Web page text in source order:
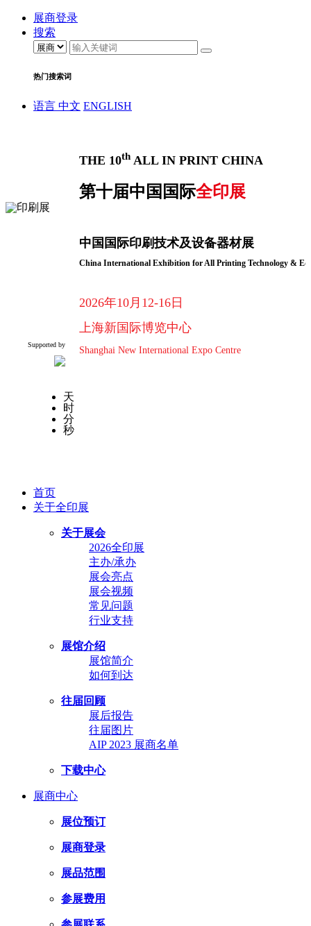
展商登录
搜索
热门搜索词
语言 中文 ENGLISH
THE 10th ALL IN PRINT CHINA
第十届中国国际全印展
中国国际印刷技术及设备器材展
China International Exhibition for All Printing Technology &
2026年10月12-16日
上海新国际博览中心
Shanghai New International Expo Centre
Supported by
天
时
分
秒
首页
关于全印展
关于展会
2026全印展
主办/承办
展会亮点
展会视频
常见问题
行业支持
展馆介绍
展馆简介
如何到达
往届回顾
展后报告
往届图片
AIP 2023 展商名单
下载中心
展商中心
展位预订
展商登录
展品范围
参展费用